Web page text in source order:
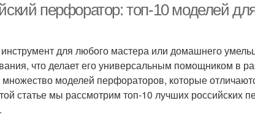
перфоратор: топ-10 моделей
для любого мастера или домашнего
что делает его универсальным помощником в
моделей перфораторов, которые
статье мы рассмотрим топ-10 лучших российских